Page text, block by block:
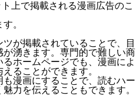
上で掲載される漫画広告のこ
。
が掲載されていることで、目
湧きます。専門的で難しい商
ホームページでも、 漫画によ
えることができます。
漫画にすることで、読むハー
力を伝えることもできます。